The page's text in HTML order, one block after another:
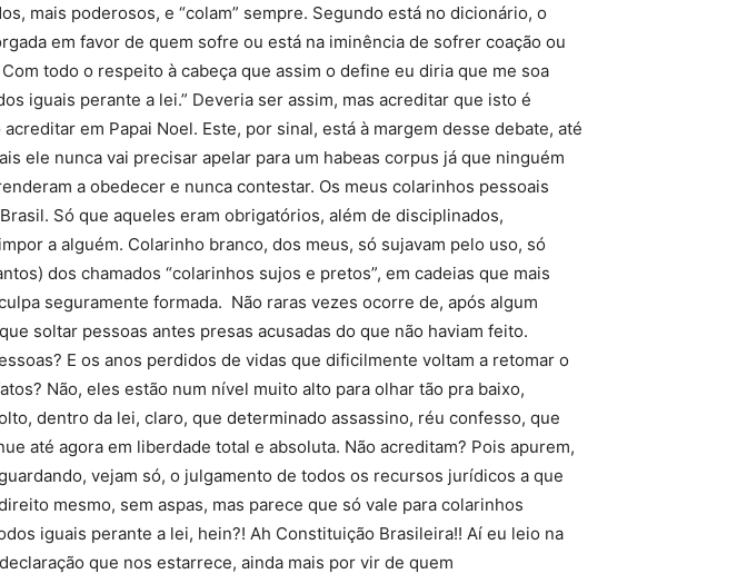
mais poderosos, e “colam” sempre. Segundo está no dicionário, o
em favor de quem sofre ou está na iminência de sofrer coação ou
todo o respeito à cabeça que assim o define eu diria que me soa
iguais perante a lei.” Deveria ser assim, mas acreditar que isto é
em Papai Noel. Este, por sinal, está à margem desse debate, até
ele nunca vai precisar apelar para um habeas corpus já que ninguém
a obedecer e nunca contestar. Os meus colarinhos pessoais
Só que aqueles eram obrigatórios, além de disciplinados,
a alguém. Colarinho branco, dos meus, só sujavam pelo uso, só
dos chamados “colarinhos sujos e pretos”, em cadeias que mais
seguramente formada. Não raras vezes ocorre de, após algum
soltar pessoas antes presas acusadas do que não haviam feito.
E os anos perdidos de vidas que dificilmente voltam a retomar o
Não, eles estão num nível muito alto para olhar tão pra baixo,
dentro da lei, claro, que determinado assassino, réu confesso, que
até agora em liberdade total e absoluta. Não acreditam? Pois apurem,
vejam só, o julgamento de todos os recursos jurídicos a que
mesmo, sem aspas, mas parece que só vale para colarinhos
iguais perante a lei, hein?! Ah Constituição Brasileira!! Aí eu leio na
que nos estarrece, ainda mais por vir de quem